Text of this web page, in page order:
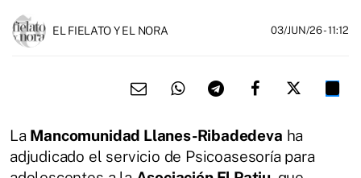
EL FIELATO Y EL NORA 03/JUN/26- 11:12
La Mancomunidad Llanes-Ribadedeva ha
adjudicado el servicio de Psicoasesoría para